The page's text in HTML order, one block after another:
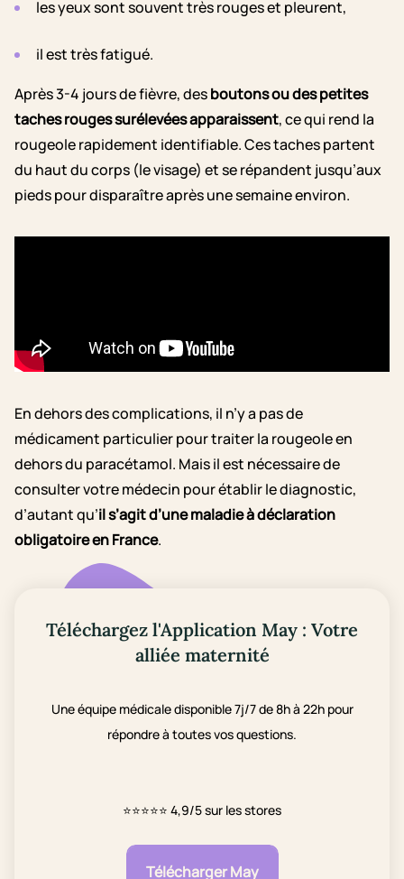
les yeux sont souvent très rouges et pleurent,
il est très fatigué.
Après 3-4 jours de fièvre, desboutons ou des petites
taches rouges surélevées apparaissent, ce qui rend la
rougeole rapidement identifiable. Ces taches partent
du haut du corps (le visage) et se répandent jusqu’aux
pieds pour disparaître après une semaine environ.
En dehors des complications, il n’y a pas de
médicament particulier pour traiter la rougeole en
dehors du paracétamol. Mais il est nécessaire de
consulter votre médecin pour établir le diagnostic,
d’autant qu’il s’agit d’une maladie à déclaration
obligatoire en France.
Téléchargez l'Application May : Votre
alliée maternité
Une équipe médicale disponible 7j/7 de 8h à 22h pour
répondre à toutes vos questions.
⭐⭐⭐⭐⭐ 4,9/5 sur les stores
Télécharger May